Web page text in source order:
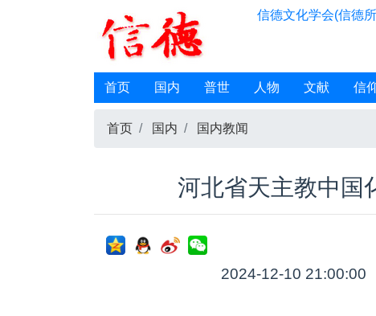
信德文化学会(信德
首页 国内 普世 人物 文献 信
首页 国内 国内教闻
河北省天主教中国
2024-12-10 21:00:00